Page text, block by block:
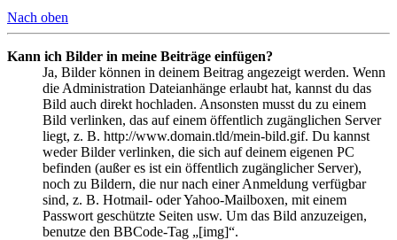
Nach oben
Kann ich Bilder in meine Beiträge einfügen?
Ja, Bilder können in deinem Beitrag angezeigt werden. Wenn
die Administration Dateianhänge erlaubt hat, kannst du das
Bild auch direkt hochladen. Ansonsten musst du zu einem
Bild verlinken, das auf einem öffentlich zugänglichen Server
liegt, z. B. http://www.domain.tld/mein-bild.gif. Du kannst
weder Bilder verlinken, die sich auf deinem eigenen PC
befinden (außer es ist ein öffentlich zugänglicher Server),
noch zu Bildern, die nur nach einer Anmeldung verfügbar
sind, z. B. Hotmail- oder Yahoo-Mailboxen, mit einem
Passwort geschützte Seiten usw. Um das Bild anzuzeigen,
benutze den BBCode-Tag „[img]“.